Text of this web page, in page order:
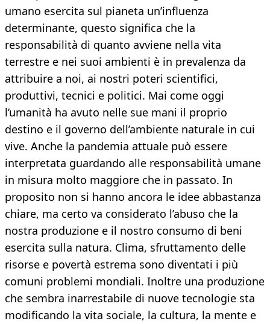
umano esercita sul pianeta un’influenza
determinante, questo significa che la
responsabilità di quanto avviene nella vita
terrestre e nei suoi ambienti è in prevalenza da
attribuire a noi, ai nostri poteri scientifici,
produttivi, tecnici e politici. Mai come oggi
l’umanità ha avuto nelle sue mani il proprio
destino e il governo dell’ambiente naturale in cui
vive. Anche la pandemia attuale può essere
interpretata guardando alle responsabilità umane
in misura molto maggiore che in passato. In
proposito non si hanno ancora le idee abbastanza
chiare, ma certo va considerato l’abuso che la
nostra produzione e il nostro consumo di beni
esercita sulla natura. Clima, sfruttamento delle
risorse e povertà estrema sono diventati i più
comuni problemi mondiali. Inoltre una produzione
che sembra inarrestabile di nuove tecnologie sta
modificando la vita sociale, la cultura, la mente e